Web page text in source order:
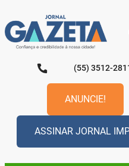
para
o
conteúdo
(55) 3512-
ANUNCIE!
ASSINAR JORNAL